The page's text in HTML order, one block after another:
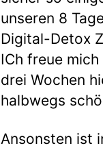
unseren 8
Digital-Detox
ICh freue
drei Wochen
halbwegs
Ansonsten ist